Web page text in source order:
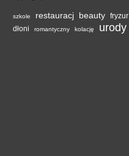
szkole restauracj beauty fryzur
dłoni
romantyczny kolację urody